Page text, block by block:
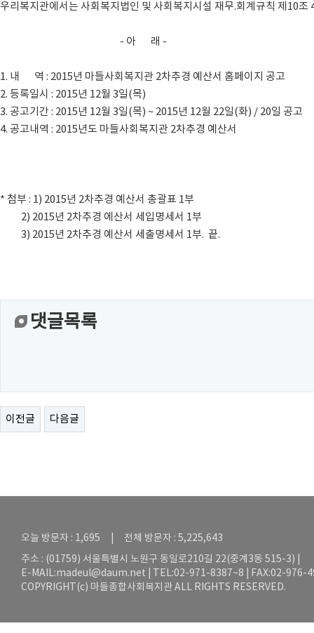
우리복지관에서는 사회복지법인 및 사회복지시설 재무.회계규칙 제10
- 아 래 -
1. 내 역 : 2015년 마들사회복지관 2차추경 예산서 홈페이지 공고
2. 등록일시 : 2015년 12월 3일(목)
3. 공고기간 : 2015년 12월 3일(목) ~ 2015년 12월 22일(화) / 20일 공고
4. 공고내역 : 2015년도 마들사회복지관 2차추경 예산서
* 첨부 : 1) 2015년 2차추경 예산서 총괄표 1부
2) 2015년 2차추경 에산서 세입명세서 1부
3) 2015년 2차추경 예산서 세출명세서 1부. 끝.
댓글목록
이전글 다음글
오늘 방문자 : 1,695 | 전체 방문자 : 5,225,643
주소 : (01759) 서울특별시 노원구 동일로210길 22(중계3동 515-3) |
E-MAIL:madeul@daum.net | TEL:02-971-8387~8 | FAX:02-976-
COPYRIGHT(c) 마들종합사회복지관 ALL RIGHTS RESERVED.